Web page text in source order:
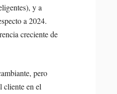
y a
a 2024.
creciente de
pero
cliente en el